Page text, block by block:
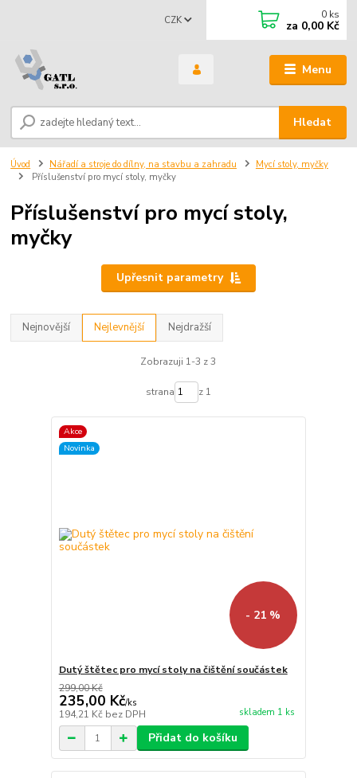
Menu
CZK
Hledat
0 ks
za 0,00 Kč
Úvod Nářadí a stroje do dílny, na stavbu a zahradu
Mycí stoly, myčky
Příslušenství pro mycí stoly, myčky
Příslušenství pro mycí stoly,
myčky
Upřesnit parametry
Nejnovější Nejlevnější Nejdražší
Zobrazuji 1-3 z 3
strana z 1
Akce
Novinka
- 21 %
Dutý štětec pro mycí stoly na čištění součástek
299,00 Kč
235,00 Kč/ks
194,21 Kč bez DPH skladem 1 ks
Přidat do košíku